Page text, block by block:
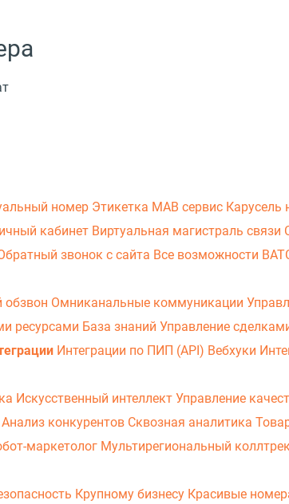
номер Этикетка МАВ сервис Карусель
кабинет Виртуальная магистраль связи
звонок с сайта Все возможности
обзвон Омниканальные коммуникации
ресурсами База знаний Управление
Интеграции по ПИП (API) Вебхуки
Искусственный интеллект Управление
Анализ конкурентов Сквозная аналитика
маркетолог Мультирегиональный
Крупному бизнесу Красивые